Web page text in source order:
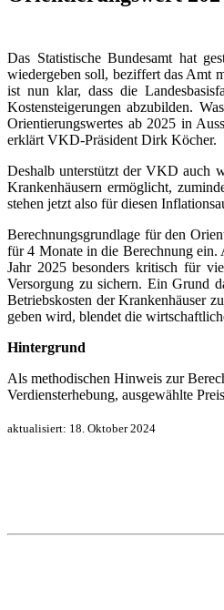
Das Statistische Bundesamt hat
wiedergeben soll, beziffert das Amt
ist nun klar, dass die
Kostensteigerungen abzubilden.
Orientierungswertes ab 2025 in
erklärt VKD-Präsident Dirk Köcher.
Deshalb unterstützt der VKD auch
Krankenhäusern ermöglicht,
stehen jetzt also für diesen
Berechnungsgrundlage für den
für 4 Monate in die Berechnung ein.
Jahr 2025 besonders kritisch für
Versorgung zu sichern. Ein Grund
Betriebskosten der Krankenhäuser
geben wird, blendet die
Hintergrund
Als methodischen Hinweis zur
Verdiensterhebung, ausgewählte
aktualisiert: 18. Oktober 2024